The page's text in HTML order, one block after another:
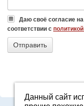
Даю своё согласие
соответствии с
Данный сайт